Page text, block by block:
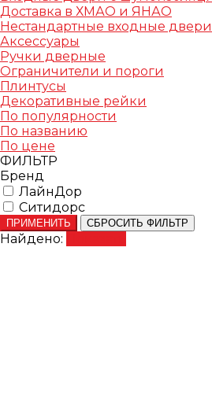
Доставка в ХМАО и ЯНАО
Нестандартные входные двери
Аксессуары
Ручки дверные
Ограничители и пороги
Плинтусы
Декоративные рейки
По популярности
По названию
По цене
ФИЛЬТР
Бренд
ЛайнДор
Ситидорс
ПРИМЕНИТЬ СБРОСИТЬ ФИЛЬТР
Найдено: